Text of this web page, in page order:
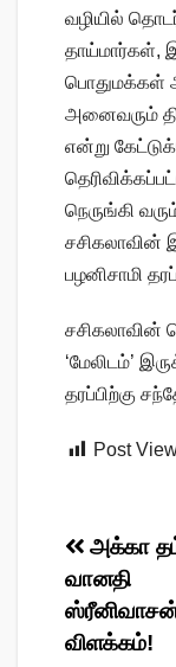
வழியில்
தாய்மார்கள்,
பொதுமக்கள்
அனைவரும்
என்று
நெருங்கி
சசிகலாவின்
பழனிசாமி
‘மேலிடம்’
தரப்பிற்கு
Post
Post
அக்கா
வானதி
விளக்கம்!